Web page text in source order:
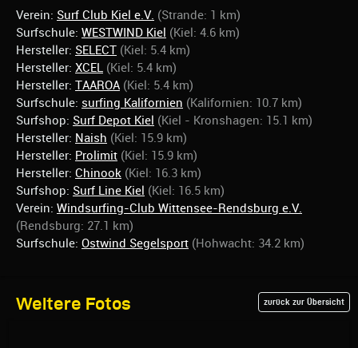
Verein: Surf Club Kiel e.V. (Strande: 1 km)
Surfschule: WESTWIND Kiel (Kiel: 4.6 km)
Hersteller: SELECT (Kiel: 5.4 km)
Hersteller: XCEL (Kiel: 5.4 km)
Hersteller: TAAROA (Kiel: 5.4 km)
Surfschule: surfing Kalifornien (Kalifornien: 10.7 km)
Surfshop: Surf Depot Kiel (Kiel - Kronshagen: 15.1 km)
Hersteller: Naish (Kiel: 15.9 km)
Hersteller: Prolimit (Kiel: 15.9 km)
Hersteller: Chinook (Kiel: 16.3 km)
Surfshop: Surf Line Kiel (Kiel: 16.5 km)
Verein: Windsurfing-Club Wittensee-Rendsburg e.V.
(Rendsburg: 27.1 km)
Surfschule: Ostwind Segelsport (Hohwacht: 34.2 km)
Weitere Fotos zurück zur Übersicht